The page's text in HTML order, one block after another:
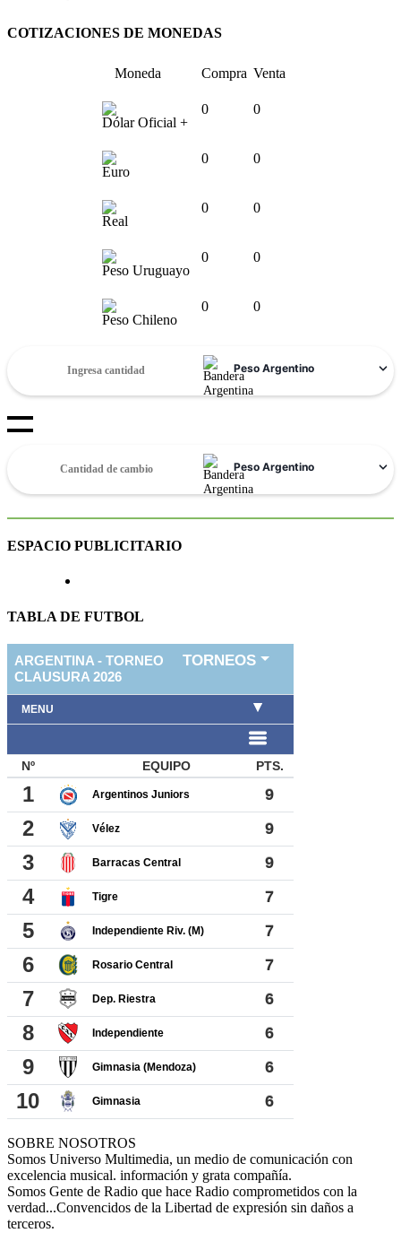
COTIZACIONES DE MONEDAS
Moneda Compra Venta
Dólar Oficial +
0 0
Euro
0 0
Real
0 0
Peso Uruguayo
0 0
Peso Chileno
0 0
ESPACIO PUBLICITARIO
TABLA DE FUTBOL
SOBRE NOSOTROS
Somos Universo Multimedia, un medio de comunicación con
excelencia musical. información y grata compañía.
Somos Gente de Radio que hace Radio comprometidos con la
verdad...Convencidos de la Libertad de expresión sin daños a
terceros.